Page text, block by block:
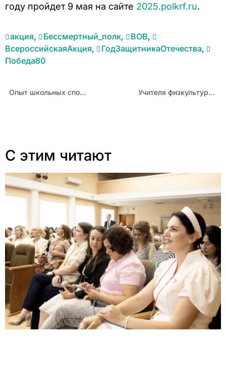
году пройдет 9 мая на сайте 2025.polkrf.ru.
акция, Бессмертный_полк, ВОВ,
ВсероссийскаяАкция, ГодЗащитникаОтечества,
Победа80
Опыт школьных спортивных клубов Алтая стал темой очередного вебинара Учителя физкультуры края разработали программы развития школьных спортивных клубов
С этим читают